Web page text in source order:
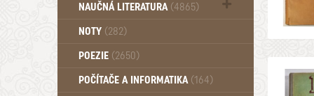
NAUČNÁ LITERATURA (4865)
Zdraví a zdraví životní styl (510)
NOTY (282)
POEZIE (2650)
POČÍTAČE A INFORMATIKA (164)